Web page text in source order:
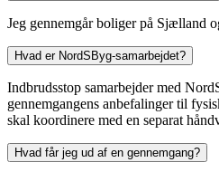
Jeg gennemgår boliger på Sjælland
Hvad er NordSByg-samarbejdet?
Indbrudsstop samarbejder med
gennemgangens anbefalinger til
skal koordinere med en separat
Hvad får jeg ud af en gennemgang?